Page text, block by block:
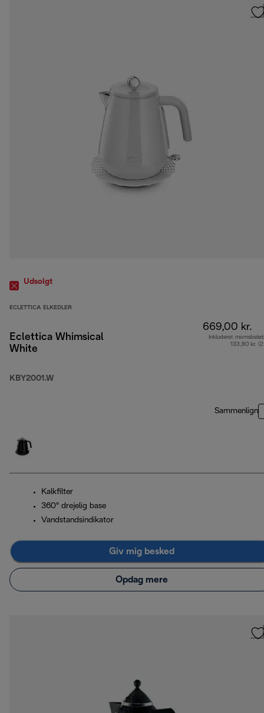
Udsolgt
ECLETTICA ELKEDLER
Eclettica Whimsical
White
KBY2001.W
669,00 kr.
Inkluderet
133,80 kr.
Sammenlign
Kalkfilter
360° drejelig base
Vandstandsindikator
Giv mig besked
Opdag mere